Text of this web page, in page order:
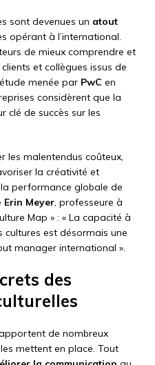
sont devenues un atout
opérant à l’international.
de mieux comprendre et
et collègues issus de
menée par PwC en
considèrent que la
clé de succès sur les
les malentendus coûteux,
la créativité et
performance globale de
Erin Meyer, professeure à
Map » : « La capacité à
est désormais une
manager international ».
des
de nombreux
mettent en place. Tout